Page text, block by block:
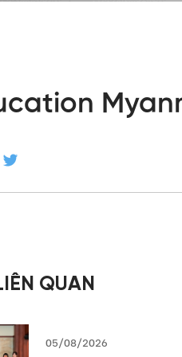
QUAN
05/08/2026